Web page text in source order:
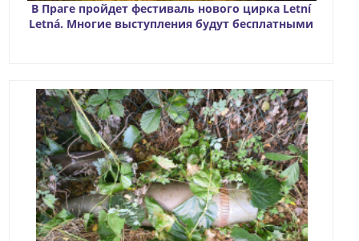
В Праге пройдет фестиваль нового цирка Letní
Letná. Многие выступления будут бесплатными